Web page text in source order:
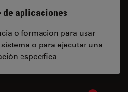
de aplicaciones
o formación para usar
o para ejecutar una
específica